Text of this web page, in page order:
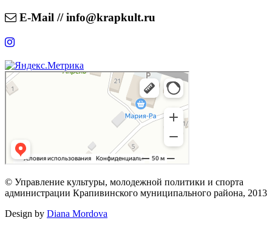
E-Mail // info@krapkult.ru
© Управление культуры, молодежной политики и спорта
администрации Крапивинского муниципального района, 2013
Design by Diana Mordova